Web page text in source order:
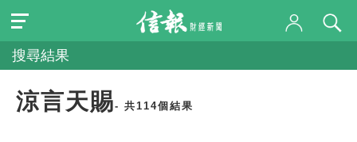
搜尋結果
涼言天賜- 共114個結果